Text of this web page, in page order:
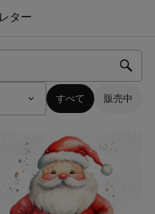
レター
すべて 販売中